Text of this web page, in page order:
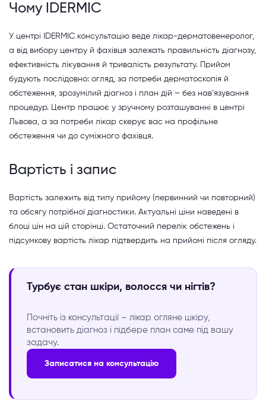
Чому IDERMIC
У центрі IDERMIC консультацію веде лікар-дерматовенеролог,
а від вибору центру й фахівця залежать правильність діагнозу,
ефективність лікування й тривалість результату. Прийом
будують послідовно: огляд, за потреби дерматоскопія й
обстеження, зрозумілий діагноз і план дій – без нав’язування
процедур. Центр працює у зручному розташуванні в центрі
Львова, а за потреби лікар скерує вас на профільне
обстеження чи до суміжного фахівця.
Вартість і запис
Вартість залежить від типу прийому (первинний чи повторний)
та обсягу потрібної діагностики. Актуальні ціни наведені в
блоці цін на цій сторінці. Остаточний перелік обстежень і
підсумкову вартість лікар підтвердить на прийомі після огляду.
Турбує стан шкіри, волосся чи нігтів?
Почніть із консультації – лікар огляне шкіру,
встановить діагноз і підбере план саме під вашу
задачу.
Записатися на консультацію